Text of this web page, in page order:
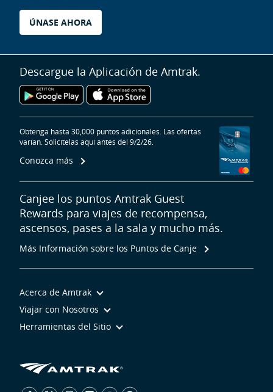
ÚNASE AHORA
Descargue la Aplicación de Amtrak.
Obtenga hasta 30,000 puntos adicionales. Las ofertas
varían. Solicítelas aquí antes del 9/2/26.
Conozca más
Canjee los puntos Amtrak Guest
Rewards para viajes de recompensa,
ascensos, pases a la sala y mucho más.
Más Información sobre los Puntos de Canje
Acerca de Amtrak
Viajar con Nosotros
Herramientas del Sitio
iconos de medios sociales